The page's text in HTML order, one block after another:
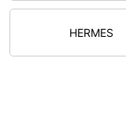
HERMES